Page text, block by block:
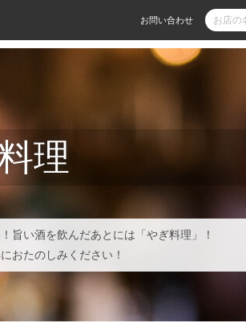
お問い合わせ
理
旨い酒を飲んだあとには「やぎ料理」！
おたのしみください！